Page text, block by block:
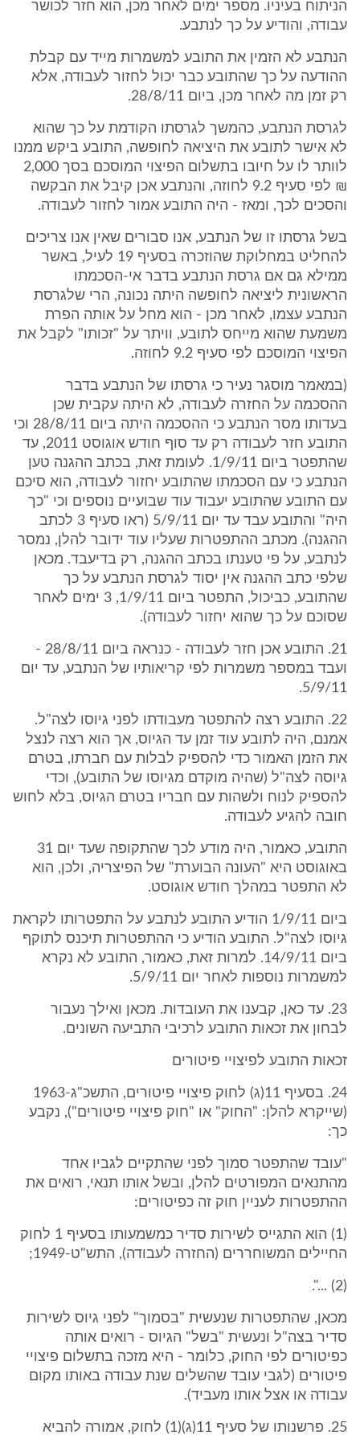
הניתוח בעיניו. מספר ימים לאחר מכן, הוא חזר לכושר
עבודה, והודיע על כך לנתבע.
הנתבע לא הזמין את התובע למשמרות מייד עם קבלת
ההודעה על כך שהתובע כבר יכול לחזור לעבודה, אלא
רק זמן מה לאחר מכן, ביום 28/8/11.
לגרסת הנתבע, כהמשך לגרסתו הקודמת על כך שהוא
לא אישר לתובע את היציאה לחופשה, התובע ביקש ממנו
לוותר לו על חיובו בתשלום הפיצוי המוסכם בסך 2,000
₪ לפי סעיף 9.2 לחוזה, והנתבע אכן קיבל את הבקשה
והסכים לכך, ומאז - היה התובע אמור לחזור לעבודה.
בשל גרסתו זו של הנתבע, אנו סבורים שאין אנו צריכים
להחליט במחלוקת שהוזכרה בסעיף 19 לעיל, באשר
ממילא גם אם גרסת הנתבע בדבר אי-הסכמתו
הראשונית ליציאה לחופשה היתה נכונה, הרי שלגרסת
הנתבע עצמו, לאחר מכן - הוא מחל על אותה הפרת
משמעת שהוא מייחס לתובע, וויתר על "זכותו" לקבל את
הפיצוי המוסכם לפי סעיף 9.2 לחוזה.
(במאמר מוסגר נעיר כי גרסתו של הנתבע בדבר
ההסכמה על החזרה לעבודה, לא היתה עקבית שכן
בעדותו מסר הנתבע כי ההסכמה היתה ביום 28/8/11 וכי
התובע חזר לעבודה רק עד סוף חודש אוגוסט 2011, עד
שהתפטר ביום 1/9/11. לעומת זאת, בכתב ההגנה טען
הנתבע כי עם הסכמתו שהתובע יחזור לעבודה, הוא סיכם
עם התובע שהתובע יעבוד עוד שבועיים נוספים וכי "כך
היה" והתובע עבד עד יום 5/9/11 (ראו סעיף 3 לכתב
ההגנה). מכתב ההתפטרות שעליו עוד ידובר להלן, נמסר
לנתבע, על פי טענתו בכתב ההגנה, רק בדיעבד. מכאן
שלפי כתב ההגנה אין יסוד לגרסת הנתבע על כך
שהתובע, כביכול, התפטר ביום 1/9/11, 3 ימים לאחר
שסוכם על כך שהוא יחזור לעבודה).
21. התובע אכן חזר לעבודה - כנראה ביום 28/8/11 -
ועבד במספר משמרות לפי קריאותיו של הנתבע, עד יום
5/9/11.
22. התובע רצה להתפטר מעבודתו לפני גיוסו לצה"ל.
אמנם, היה לתובע עוד זמן עד הגיוס, אך הוא רצה לנצל
את הזמן האמור כדי להספיק לבלות עם חברתו, בטרם
גיוסה לצה"ל (שהיה מוקדם מגיוסו של התובע), וכדי
להספיק לנוח ולשהות עם חבריו בטרם הגיוס, בלא לחוש
חובה להגיע לעבודה.
התובע, כאמור, היה מודע לכך שהתקופה שעד יום 31
באוגוסט היא "העונה הבוערת" של הפיצריה, ולכן, הוא
לא התפטר במהלך חודש אוגוסט.
ביום 1/9/11 הודיע התובע לנתבע על התפטרותו לקראת
גיוסו לצה"ל. התובע הודיע כי ההתפטרות תיכנס לתוקף
ביום 14/9/11. למרות זאת, כאמור, התובע לא נקרא
למשמרות נוספות לאחר יום 5/9/11.
23. עד כאן, קבענו את העובדות. מכאן ואילך נעבור
לבחון את זכאות התובע לרכיבי התביעה השונים.
זכאות התובע לפיצויי פיטורים
24. בסעיף 11(ג) לחוק פיצויי פיטורים, התשכ"ג-1963
(שייקרא להלן: "החוק" או "חוק פיצויי פיטורים"), נקבע
כך:
"עובד שהתפטר סמוך לפני שהתקיים לגביו אחד
מהתנאים המפורטים להלן, ובשל אותו תנאי, רואים את
ההתפטרות לעניין חוק זה כפיטורים:
(1) הוא התגייס לשירות סדיר כמשמעותו בסעיף 1 לחוק
החיילים המשוחררים (החזרה לעבודה), התש"ט-1949;
(2) ...".
מכאן, שהתפטרות שנעשית "בסמוך" לפני גיוס לשירות
סדיר בצה"ל ונעשית "בשל" הגיוס - רואים אותה
כפיטורים לפי החוק, כלומר - היא מזכה בתשלום פיצויי
פיטורים (לגבי עובד שהשלים שנת עבודה באותו מקום
עבודה או אצל אותו מעביד).
25. פרשנותו של סעיף 11(ג)(1) לחוק, אמורה להביא